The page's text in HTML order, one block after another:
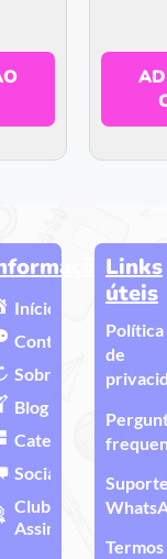
Início
Contato
Sobre
Blog
Categorias
Sociais
Clube de
Assinatura
Links
úteis
Política
de
Suporte
Termos